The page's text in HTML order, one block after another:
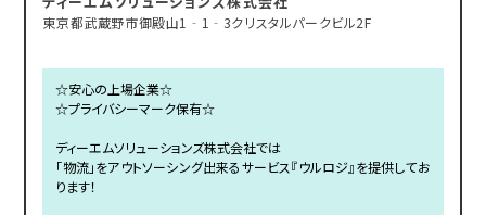
東京都武蔵野市御殿山1‐1‐3クリスタルパークビル2F
☆安心の上場企業☆
☆プライバシーマーク保有☆
ディーエムソリューションズ株式会社では
「物流」をアウトソーシング出来るサービス『ウルロジ』を提供してお
ります！